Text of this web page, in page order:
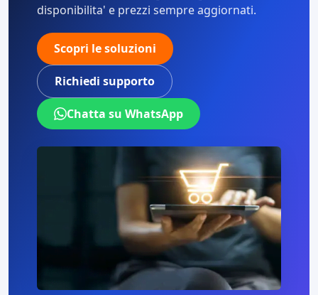
disponibilita' e prezzi sempre aggiornati.
Scopri le soluzioni
Richiedi supporto
Chatta su WhatsApp